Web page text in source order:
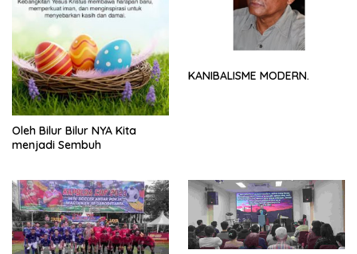
Oleh Bilur Bilur NYA Kita
menjadi Sembuh
KANIBALISME MODERN.